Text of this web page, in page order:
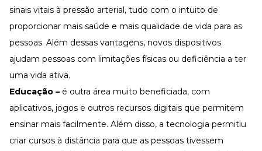
sinais vitais à pressão arterial, tudo com o intuito de
proporcionar mais saúde e mais qualidade de vida para as
pessoas. Além dessas vantagens, novos dispositivos
ajudam pessoas com limitações físicas ou deficiência a ter
uma vida ativa.
Educação – é outra área muito beneficiada, com
aplicativos, jogos e outros recursos digitais que permitem
ensinar mais facilmente. Além disso, a tecnologia permitiu
criar cursos à distância para que as pessoas tivessem